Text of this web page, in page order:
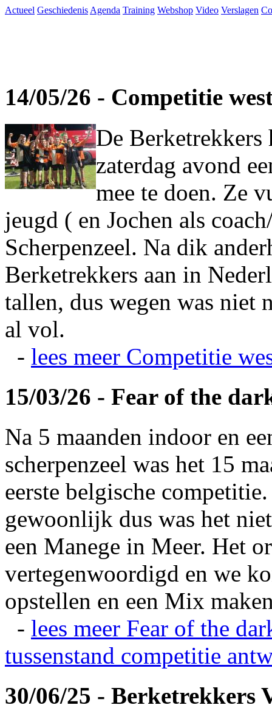
Actueel Geschiedenis Agenda Training Webshop Video Verslagen
14/05/26 - Competitie
De Berketrekkers
zaterdag avond
mee te doen. Ze
jeugd ( en Jochen als
Scherpenzeel. Na dik
Berketrekkers aan in
tallen, dus wegen was niet
al vol.
- lees meer Competitie
15/03/26 - Fear of the
Na 5 maanden indoor en
scherpenzeel was het 15
eerste belgische
gewoonlijk dus was het
een Manege in Meer. Het
vertegenwoordigd en we
opstellen en een Mix
- lees meer Fear of the
tussenstand competitie
30/06/25 - Berketrekkers